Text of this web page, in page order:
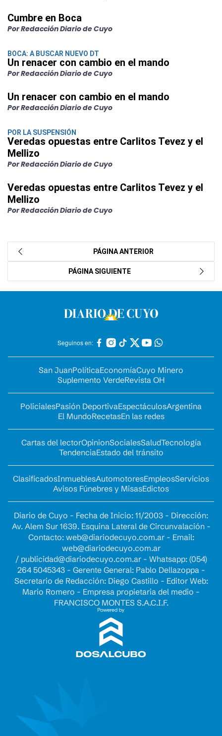
Cumbre en Boca
Por Redacción Diario de Cuyo
BOCA: A BUSCAR NUEVO DT
Un renacer con cambio en el mando
Por Redacción Diario de Cuyo
Un renacer con cambio en el mando
Por Redacción Diario de Cuyo
POR LA SUSPENSIÓN
Veredas opuestas entre Carlitos Tevez y el
Mellizo
Por Redacción Diario de Cuyo
Veredas opuestas entre Carlitos Tevez y el
Mellizo
Por Redacción Diario de Cuyo
PÁGINA ANTERIOR
PÁGINA SIGUIENTE
Seguinos en:
San JuanPolíticaEconomíaCuyo Minero
Suplemento VerdeRevista OH
PolicialesPasión DeportivaEspectáculosArgentina
El MundoRecetasEn las redes
Cartas del lectorOpinionSocialesSaludTecnología
TendenciaEstado del tránsito
ClasificadosInmueblesAutomotoresEmpleosServicios
Avisos Fúnebres y MisasEdictos
Diario de Cuyo - Fecha de Inicio: 11/2003 - Dirección:
Av. Alem Sur 1639. Esquina Lateral de Circunvalación -
Contacto: web@diariodecuyo.com.ar- Email:
web@diariodecuyo.com.ar
/ publicidad@diariodecuyo.com.ar- Whatsapp: (054)
264 5045343 - Gerente General: Pablo Dellazoppa -
Secretario de Redacción: Diego Castillo - Editor Web:
Mario Romero - Empresa propietaria del medio -
FRANCISCO MONTES S.A.C.I.F.